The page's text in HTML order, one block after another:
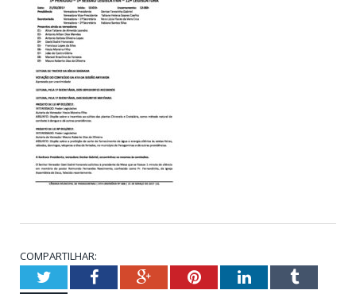
COMPARTILHAR:
TwitterFacebookGoogle+PinterestLinkedInTumblr